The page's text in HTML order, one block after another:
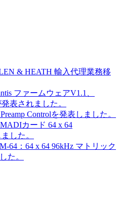
& HEATH 輸⼊代理業務移
ファームウェアV1.1、
表されました。
Controlを発表しました。
カード 64 x 64
した。
64：64 x 64 96kHz マトリック
た。